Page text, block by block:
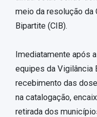
meio da resolução
Bipartite (CIB).
Imediatamente após
equipes da Vigilância
recebimento das
na catalogação,
retirada dos